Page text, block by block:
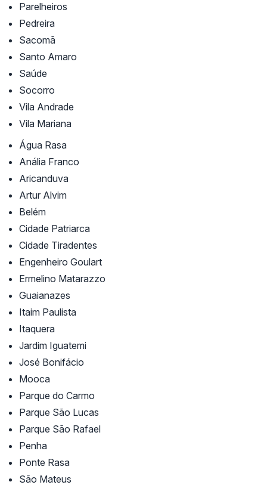
Parelheiros
Pedreira
Sacomã
Santo Amaro
Saúde
Socorro
Vila Andrade
Vila Mariana
Água Rasa
Anália Franco
Aricanduva
Artur Alvim
Belém
Cidade Patriarca
Cidade Tiradentes
Engenheiro Goulart
Ermelino Matarazzo
Guaianazes
Itaim Paulista
Itaquera
Jardim Iguatemi
José Bonifácio
Mooca
Parque do Carmo
Parque São Lucas
Parque São Rafael
Penha
Ponte Rasa
São Mateus